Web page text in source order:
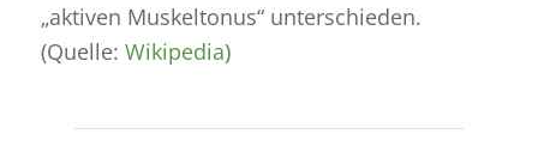
„aktiven Muskeltonus“ unterschieden.
(Quelle: Wikipedia)